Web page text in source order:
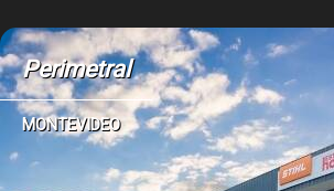
Perimetral
MONTEVIDEO